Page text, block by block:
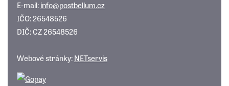
E-mail:info@postbellum.cz
IČO: 26548526
DIČ: CZ 26548526
Webové stránky:NETservis